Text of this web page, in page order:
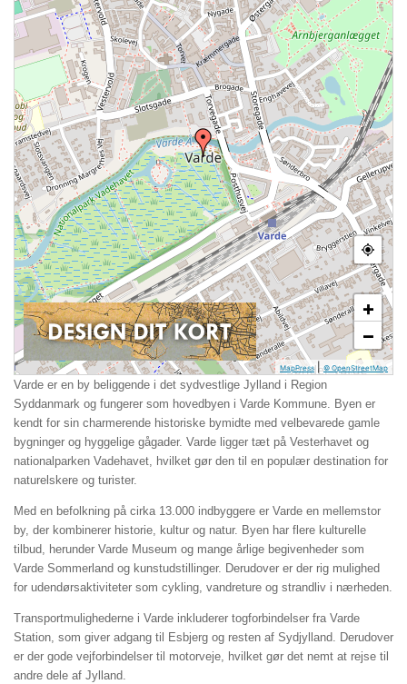
+
−
MapPress|© OpenStreetMap
Varde er en by beliggende i det sydvestlige Jylland i Region
Syddanmark og fungerer som hovedbyen i Varde Kommune. Byen er
kendt for sin charmerende historiske bymidte med velbevarede gamle
bygninger og hyggelige gågader. Varde ligger tæt på Vesterhavet og
nationalparken Vadehavet, hvilket gør den til en populær destination for
naturelskere og turister.
Med en befolkning på cirka 13.000 indbyggere er Varde en mellemstor
by, der kombinerer historie, kultur og natur. Byen har flere kulturelle
tilbud, herunder Varde Museum og mange årlige begivenheder som
Varde Sommerland og kunstudstillinger. Derudover er der rig mulighed
for udendørsaktiviteter som cykling, vandreture og strandliv i nærheden.
Transportmulighederne i Varde inkluderer togforbindelser fra Varde
Station, som giver adgang til Esbjerg og resten af Sydjylland. Derudover
er der gode vejforbindelser til motorveje, hvilket gør det nemt at rejse til
andre dele af Jylland.